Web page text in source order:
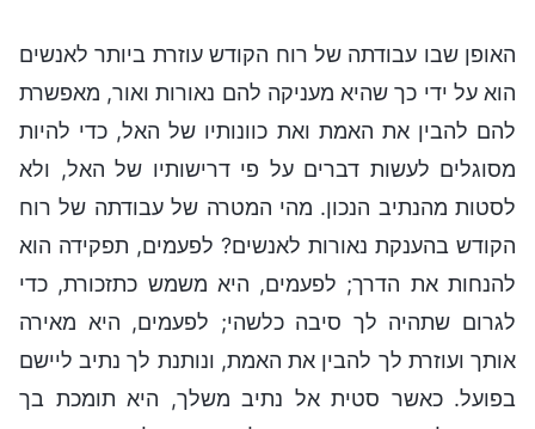
האופן שבו עבודתה של רוח הקודש עוזרת ביותר לאנשים
הוא על ידי כך שהיא מעניקה להם נאורות ואור, מאפשרת
להם להבין את האמת ואת כוונותיו של האל, כדי להיות
מסוגלים לעשות דברים על פי דרישותיו של האל, ולא
לסטות מהנתיב הנכון. מהי המטרה של עבודתה של רוח
הקודש בהענקת נאורות לאנשים? לפעמים, תפקידה הוא
להנחות את הדרך; לפעמים, היא משמש כתזכורת, כדי
לגרום שתהיה לך סיבה כלשהי; לפעמים, היא מאירה
אותך ועוזרת לך להבין את האמת, ונותנת לך נתיב ליישם
בפועל. כאשר סטית אל נתיב משלך, היא תומכת בך